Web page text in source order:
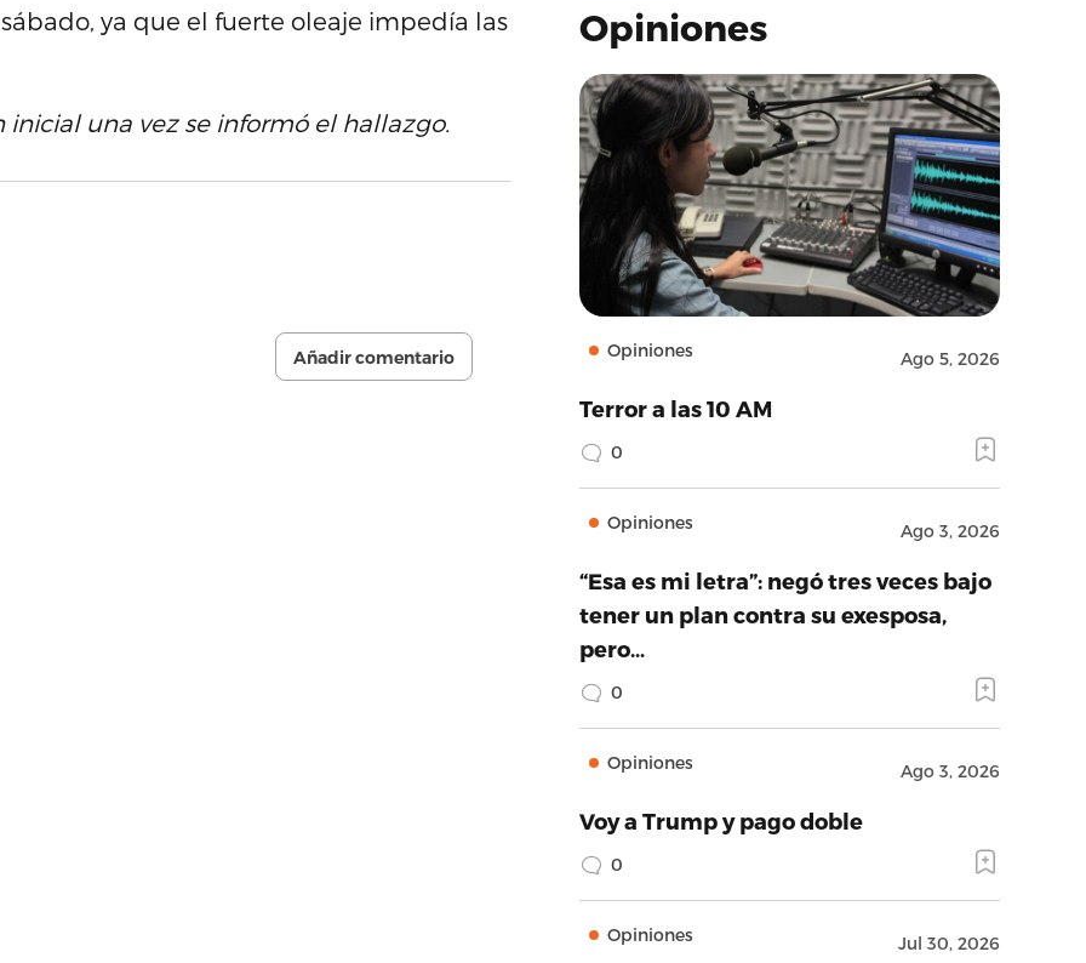
ya que el fuerte oleaje impedía las
una vez se informó el hallazgo.
Añadir comentario
Opiniones
Opiniones Ago 5, 2026
Terror a las 10 AM
0
Opiniones Ago 3, 2026
“Esa es mi letra”: negó tres veces bajo
tener un plan contra su exesposa,
pero…
0
Opiniones Ago 3, 2026
Voy a Trump y pago doble
0
Opiniones Jul 30, 2026